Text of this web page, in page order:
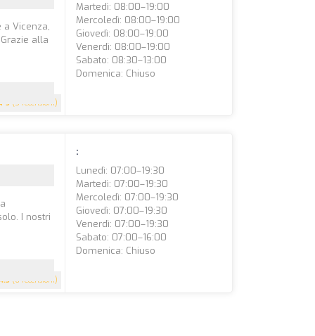
5 (5 recensioni)
a Vicenza,
alla
Martedì: 08:00–19:00
Mercoledì: 08:00–19:00
Giovedì: 08:00–19:00
Venerdì: 08:00–19:00
Sabato: 08:30–13:00
Domenica: Chiuso
4.3 (6 recensioni)
I nostri
:
Lunedì: 07:00–19:30
Martedì: 07:00–19:30
Mercoledì: 07:00–19:30
Giovedì: 07:00–19:30
Venerdì: 07:00–19:30
Sabato: 07:00–16:00
Domenica: Chiuso